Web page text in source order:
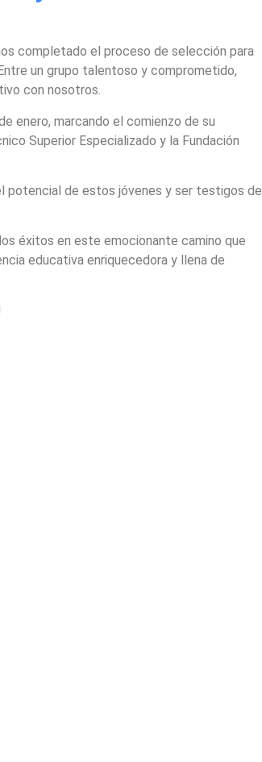
completado el proceso de selección para
un grupo talentoso y comprometido,
con nosotros.
enero, marcando el comienzo de su
Superior Especializado y la Fundación
potencial de estos jóvenes y ser testigos de
éxitos en este emocionante camino que
educativa enriquecedora y llena de